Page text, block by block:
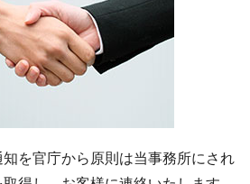
を官庁から原則は当事務所にされ